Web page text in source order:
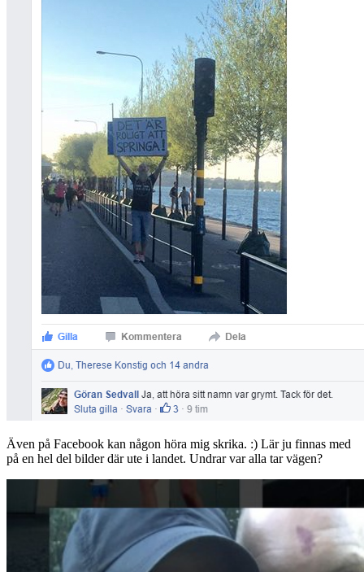
Även på Facebook kan någon höra mig skrika. :) Lär ju finnas med
på en hel del bilder där ute i landet. Undrar var alla tar vägen?